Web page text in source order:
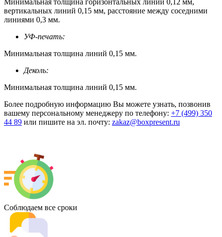
Минимальная толщина горизонтальных линий 0,12 мм,
вертикальных линий 0,15 мм, расстояние между соседними
линиями 0,3 мм.
УФ-печать:
Минимальная толщина линий 0,15 мм.
Деколь:
Минимальная толщина линий 0,15 мм.
Более подробную информацию Вы можете узнать, позвонив
вашему персональному менеджеру по телефону: +7 (499) 350
44 89 или пишите на эл. почту: zakaz@boxpresent.ru
Соблюдаем все сроки